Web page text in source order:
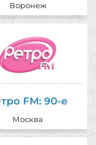
Воронеж
FM: 90-е
Москва